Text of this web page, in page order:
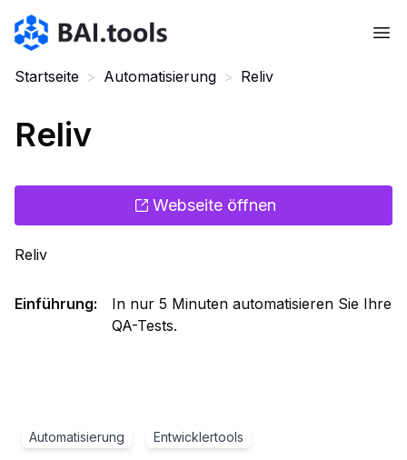
Bai.tools
Startseite > Automatisierung > Reliv
Reliv
Webseite öffnen
Reliv
Einführung:
In nur 5 Minuten automatisieren Sie Ihre
QA-Tests.
Automatisierung Entwicklertools